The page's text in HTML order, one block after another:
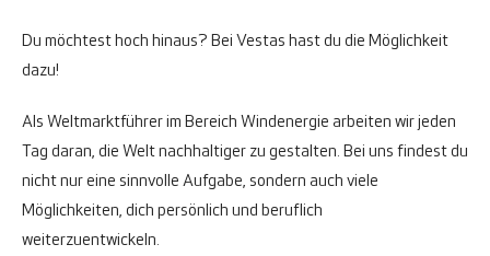
Du möchtest hoch hinaus? Bei Vestas hast du die Möglichkeit
dazu!
Als Weltmarktführer im Bereich Windenergie arbeiten wir jeden
Tag daran, die Welt nachhaltiger zu gestalten. Bei uns findest du
nicht nur eine sinnvolle Aufgabe, sondern auch viele
Möglichkeiten, dich persönlich und beruflich
weiterzuentwickeln.